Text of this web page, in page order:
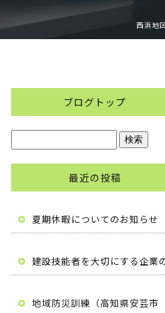
西浜地
ブログトップ
最近の投稿
夏期休暇についてのお知らせ